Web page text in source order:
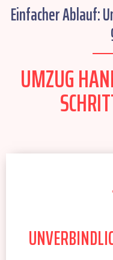
Einfacher Ablauf:
UMZUG